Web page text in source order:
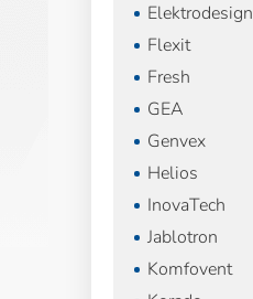
Elektrodesign
Flexit
Fresh
GEA
Genvex
Helios
InovaTech
Jablotron
Komfovent